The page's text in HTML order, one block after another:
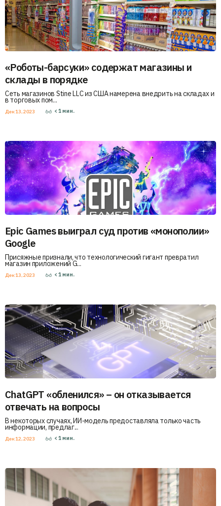
«Роботы-барсуки» содержат магазины и
склады в порядке
Сеть магазинов Stine LLC из США намерена внедрить на складах и
в торговых пом...
Дек 13, 2023 < 1 мин.
Epic Games выиграл суд против «монополии»
Google
Присяжные признали, что технологический гигант превратил
магазин приложений G...
Дек 13, 2023 < 1 мин.
ChatGPT «обленился» – он отказывается
отвечать на вопросы
В некоторых случаях, ИИ-модель предоставляла только часть
информации, предлаг...
Дек 12, 2023 < 1 мин.